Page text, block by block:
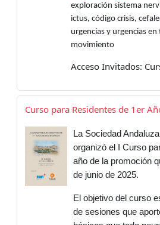
exploración sistema
ictus, código crisis,
urgencias y urgencias
movimiento
Acceso Invitados:
Curso para Residentes de 1er
La Sociedad
organizó el I Curso
año de la promoción
de junio de 2025.
El objetivo del curso
de sesiones que